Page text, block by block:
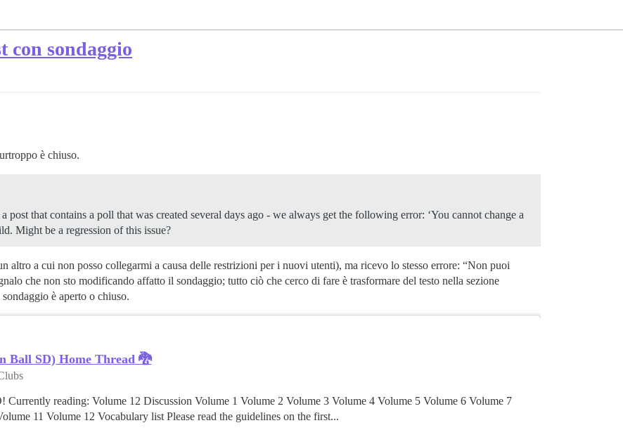
con sondaggio
è chiuso.
post that contains a poll that was created several days ago - we always get the following error: ‘You cannot change a
Might be a regression of this issue?
altro a cui non posso collegarmi a causa delle restrizioni per i nuovi utenti), ma ricevo lo stesso errore: “Non puoi
che non sto modificando affatto il sondaggio; tutto ciò che cerco di fare è trasformare del testo nella sezione
è aperto o chiuso.
Ball SD) Home Thread 🐉
reading: Volume 12 Discussion Volume 1 Volume 2 Volume 3 Volume 4 Volume 5 Volume 6 Volume 7
11 Volume 12 Vocabulary list Please read the guidelines on the first...